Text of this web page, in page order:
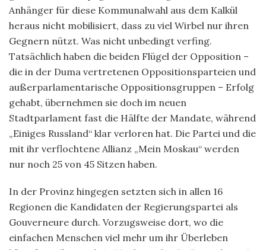
Anhänger für diese Kommunalwahl aus dem Kalkül
heraus nicht mobilisiert, dass zu viel Wirbel nur ihren
Gegnern nützt. Was nicht unbedingt verfing.
Tatsächlich haben die beiden Flügel der Opposition –
die in der Duma vertretenen Oppositionsparteien und
außerparlamentarische Oppositionsgruppen – Erfolg
gehabt, übernehmen sie doch im neuen
Stadtparlament fast die Hälfte der Mandate, während
„Einiges Russland“ klar verloren hat. Die Partei und die
mit ihr verflochtene Allianz „Mein Moskau“ werden
nur noch 25 von 45 Sitzen haben.
In der Provinz hingegen setzten sich in allen 16
Regionen die Kandidaten der Regierungspartei als
Gouverneure durch. Vorzugsweise dort, wo die
einfachen Menschen viel mehr um ihr Überleben